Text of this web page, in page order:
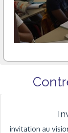
invitation au